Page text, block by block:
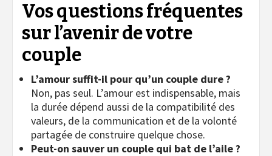
Vos questions fréquentes
sur l’avenir de votre
couple
L’amour suffit-il pour qu’un couple dure ?
Non, pas seul. L’amour est indispensable, mais
la durée dépend aussi de la compatibilité des
valeurs, de la communication et de la volonté
partagée de construire quelque chose.
Peut-on sauver un couple qui bat de l’aile ?